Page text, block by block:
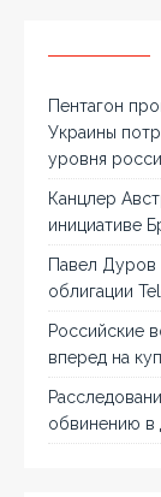
Пентагон
Украины
уровня
Канцлер
инициативе
Павел
облигации
Российские
вперед на
обвинению в